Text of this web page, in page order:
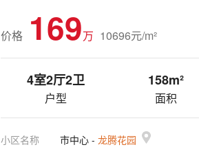
价格 169万 10696元/m²
4室2厅2卫
户型
158m²
面积
小区名称 市中心 - 龙腾花园